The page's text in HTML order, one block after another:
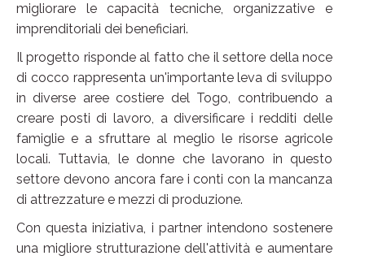
migliorare le capacità tecniche, organizzative e
imprenditoriali dei beneficiari.
Il progetto risponde al fatto che il settore della noce
di cocco rappresenta un'importante leva di sviluppo
in diverse aree costiere del Togo, contribuendo a
creare posti di lavoro, a diversificare i redditi delle
famiglie e a sfruttare al meglio le risorse agricole
locali. Tuttavia, le donne che lavorano in questo
settore devono ancora fare i conti con la mancanza
di attrezzature e mezzi di produzione.
Con questa iniziativa, i partner intendono sostenere
una migliore strutturazione dell'attività e aumentare